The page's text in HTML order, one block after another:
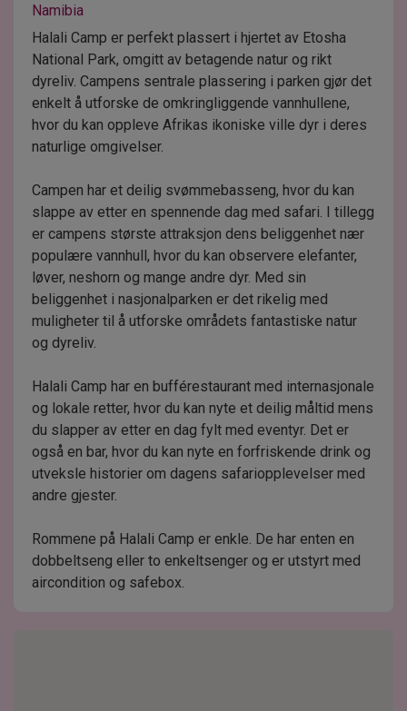
Namibia
Halali Camp er perfekt plassert i hjertet av Etosha
National Park, omgitt av betagende natur og rikt
dyreliv. Campens sentrale plassering i parken gjør det
enkelt å utforske de omkringliggende vannhullene,
hvor du kan oppleve Afrikas ikoniske ville dyr i deres
naturlige omgivelser.
Campen har et deilig svømmebasseng, hvor du kan
slappe av etter en spennende dag med safari. I tillegg
er campens største attraksjon dens beliggenhet nær
populære vannhull, hvor du kan observere elefanter,
løver, neshorn og mange andre dyr. Med sin
beliggenhet i nasjonalparken er det rikelig med
muligheter til å utforske områdets fantastiske natur
og dyreliv.
Halali Camp har en bufférestaurant med internasjonale
og lokale retter, hvor du kan nyte et deilig måltid mens
du slapper av etter en dag fylt med eventyr. Det er
også en bar, hvor du kan nyte en forfriskende drink og
utveksle historier om dagens safariopplevelser med
andre gjester.
Rommene på Halali Camp er enkle. De har enten en
dobbeltseng eller to enkeltsenger og er utstyrt med
aircondition og safebox.